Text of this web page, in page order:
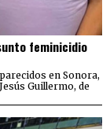
feminicidio
en Sonora,
Guillermo, de